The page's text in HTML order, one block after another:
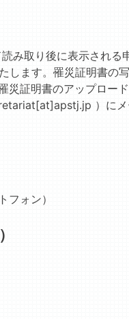
み取り後に表示され
ます。罹災証明書の
証明書のアップロード
）にメ
フォン）